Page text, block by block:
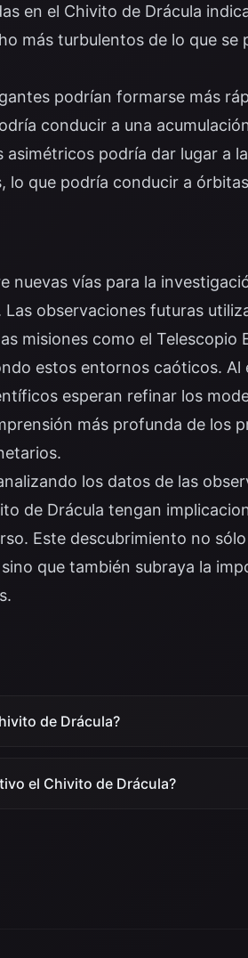
en el Chivito de Drácula
más turbulentos de lo que se
podrían formarse más
conducir a una
podría dar lugar a
lo que podría conducir a
nuevas vías para la
observaciones futuras
misiones como el Telescopio
estos entornos caóticos. Al
esperan refinar los
más profunda de los
los datos de las
de Drácula tengan
Este descubrimiento no
que también subraya la
de Drácula?
el Chivito de Drácula?